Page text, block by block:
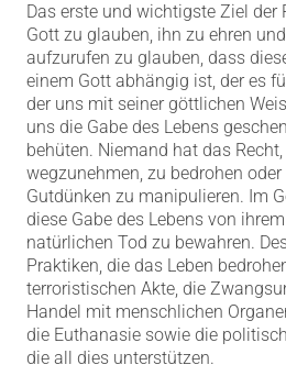
Das erste und wichtigste Ziel der
Gott zu glauben, ihn zu ehren
aufzurufen zu glauben, dass
einem Gott abhängig ist, der es
der uns mit seiner göttlichen
uns die Gabe des Lebens
behüten. Niemand hat das
wegzunehmen, zu bedrohen
Gutdünken zu manipulieren. Im
diese Gabe des Lebens von
natürlichen Tod zu bewahren.
Praktiken, die das Leben
terroristischen Akte, die
Handel mit menschlichen
die Euthanasie sowie die
die all dies unterstützen.